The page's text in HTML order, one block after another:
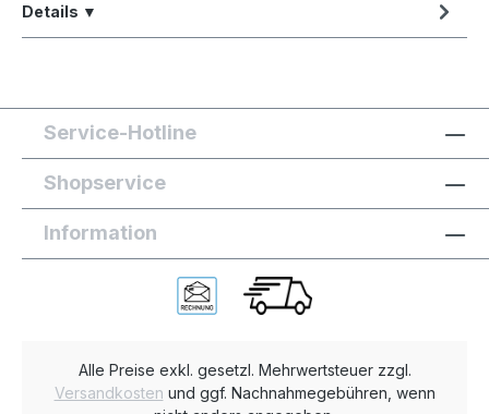
Details ▼
Service-Hotline
Shopservice
Information
Alle Preise exkl. gesetzl. Mehrwertsteuer zzgl.
Versandkosten und ggf. Nachnahmegebühren, wenn